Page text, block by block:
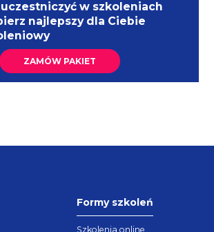
uczestniczyć w szkoleniach
najlepszy dla Ciebie
ZAMÓW PAKIET
Formy szkoleń
Szkolenia online